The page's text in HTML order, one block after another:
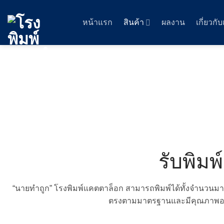
content
หน้าแรก สินค้า ผลงาน เกี่ยวกับ
รับพิม
“นายทำถูก” โรงพิมพ์แคตตาล็อก สามารถพิมพ์ได้ทั้งจำนวน
ตรงตามมาตรฐานและมีคุณภาพ